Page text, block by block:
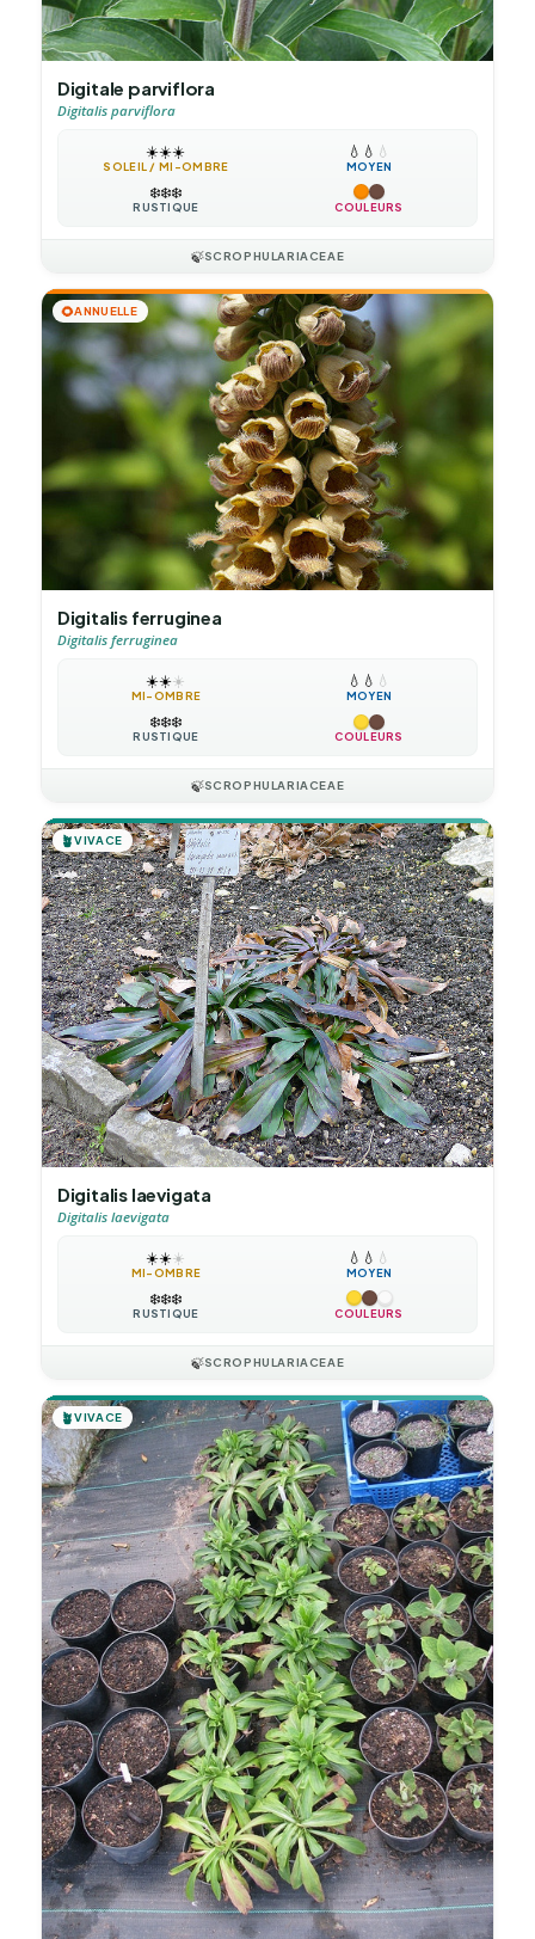
Digitale parviflora
Digitalis parviflora
☀️☀️☀️
SOLEIL / MI-OMBRE
💧 💧 💧
MOYEN
❄️❄️❄️
RUSTIQUE COULEURS
🍃SCROPHULARIACEAE
🌻ANNUELLE
Digitalis ferruginea
Digitalis ferruginea
☀️☀️☀️
MI-OMBRE
💧 💧 💧
MOYEN
❄️❄️❄️
RUSTIQUE COULEURS
🍃SCROPHULARIACEAE
🪴VIVACE
Digitalis laevigata
Digitalis laevigata
☀️☀️☀️
MI-OMBRE
💧 💧 💧
MOYEN
❄️❄️❄️
RUSTIQUE COULEURS
🍃SCROPHULARIACEAE
🪴VIVACE